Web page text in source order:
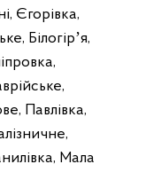
Єгорівка,
Білогірʼя,
Павлівка,
Мала